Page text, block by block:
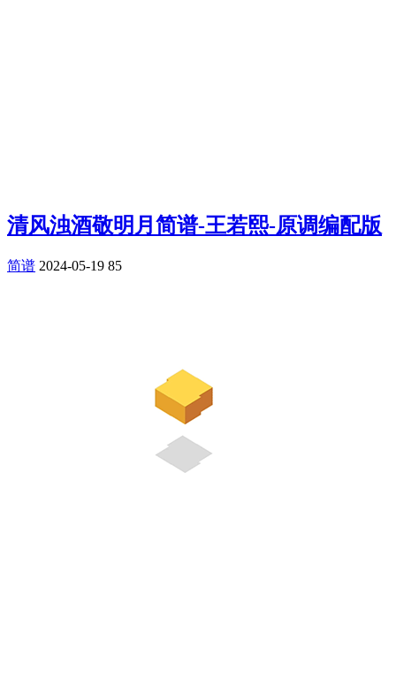
清风浊酒敬明月简谱-王若熙-原调编配版
简谱 2024-05-19 85